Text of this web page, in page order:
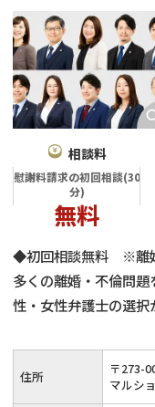
相談料
慰謝料請求の初回相談(30
分)
無料
◆初回相談無料 ※離
多くの離婚・不倫問
性・女性弁護士の選
傾聴◆職業別の離婚
◆JR・東京メトロ・
財産分与などのお金
住所 〒273-
マルシ